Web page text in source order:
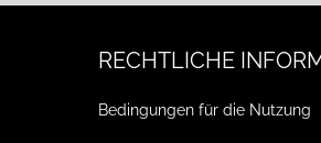
RECHTLICHE
Bedingungen für die Nutzung